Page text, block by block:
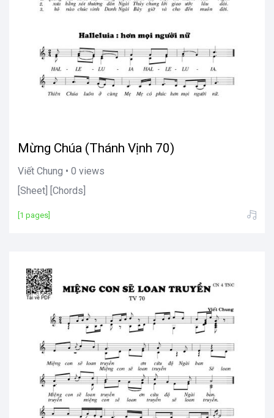
Mừng Chúa (Thánh Vịnh 70)
Viết Chung • 0 views
[Sheet] [Chords]
[1 pages]